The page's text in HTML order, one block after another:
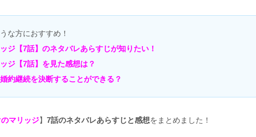
な方におすすめ！
ジ【7話】のネタバレあらすじが知りたい！
ジ【7話】を見た感想は？
約継続を決断することができる？
マリッジ】 7話のネタバレあらすじと感想をまとめました！